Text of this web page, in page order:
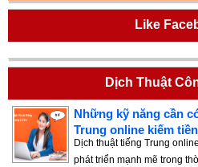
Like
Dịch Thuật
Những kỹ năng cần
Trung online kiếm tiền
Dịch thuật tiếng Trung
phát triển mạnh mẽ trong